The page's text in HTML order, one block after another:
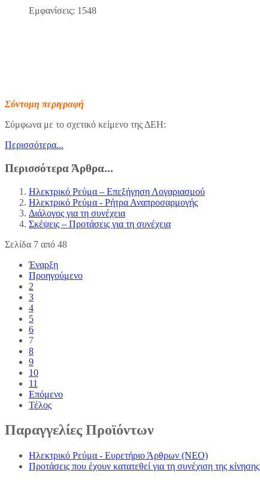
Εμφανίσεις: 1548
Σύντομη περιγραφή
Σύμφωνα με το σχετικό κείμενο της ΔΕΗ:
Περισσότερα...
Περισσότερα Άρθρα...
Ηλεκτρικό Ρεύμα – Επεξήγηση Λογαριασμού
Ηλεκτρικό Ρεύμα - Ρήτρα Αναπροσαρμογής
Διάλογος για τη συνέχεια
Σκέψεις – Προτάσεις για τη συνέχεια
Σελίδα 7 από 48
Έναρξη
Προηγούμενο
2
3
4
5
6
7
8
9
10
11
Επόμενο
Τέλος
Παραγγελίες Προϊόντων
Ηλεκτρικό Ρεύμα - Ευρετήριο Άρθρων (NEO)
Προτάσεις που έχουν κατατεθεί για τη συνέχιση της κίνησης